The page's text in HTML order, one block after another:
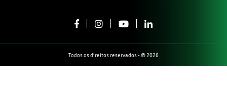
Todos os direitos reservados - © 2026